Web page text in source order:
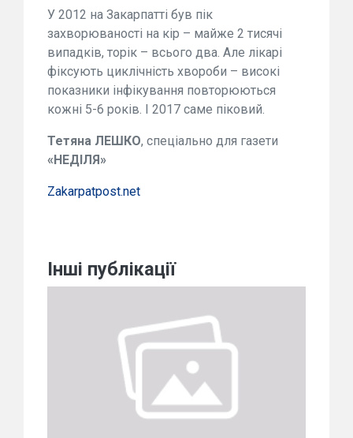
У 2012 на Закарпатті був пік
захворюваності на кір – майже 2 тисячі
випадків, торік – всього два. Але лікарі
фіксують циклічність хвороби – високі
показники інфікування повторюються
кожні 5-6 років. І 2017 саме піковий.
Тетяна ЛЕШКО, спеціально для газети
«НЕДІЛЯ»
Zakarpatpost.net
Інші публікації